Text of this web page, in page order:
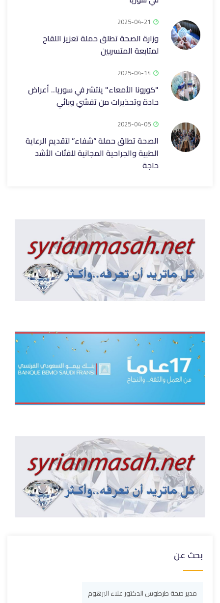
2025-04-21
وزارة الصحة تطلق حملة تعزيز اللقاح
لمتابعة المتسربين
2025-04-14
"كورونا الأمعاء" ينتشر في سوريا.. أعراض
حادة وتحذيرات من تفشي وبائي
2025-04-05
الصحة تطلق حملة “شفاء” لتقديم الرعاية
الطبية والجراحية المجانية للفئات الأشد
حاجة
بحث عن
مدير صحة طرطوس الدكتور علاء البرهوم